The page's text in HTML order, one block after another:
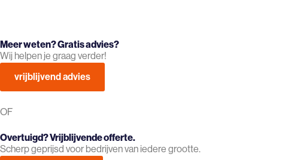
Meer weten? Gratis advies?
Wij helpen je graag verder!
vrijblijvend advies
OF
Overtuigd? Vrijblijvende offerte.
Scherp geprijsd voor bedrijven van iedere grootte.